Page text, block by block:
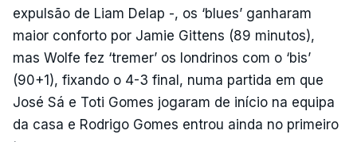
expulsão de Liam Delap -, os ‘blues’ ganharam
maior conforto por Jamie Gittens (89 minutos),
mas Wolfe fez ‘tremer’ os londrinos com o ‘bis’
(90+1), fixando o 4-3 final, numa partida em que
José Sá e Toti Gomes jogaram de início na equipa
da casa e Rodrigo Gomes entrou ainda no primeiro